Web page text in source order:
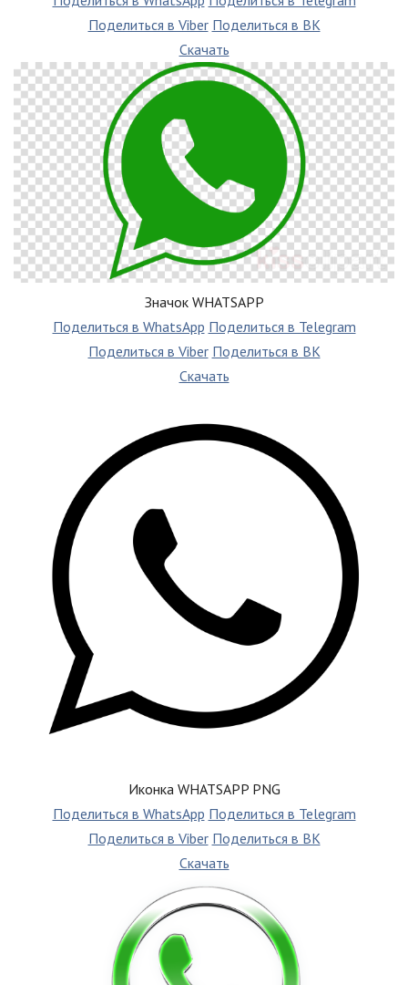
Поделиться в Viber Поделиться в ВК
Скачать
Значок WHATSAPP
Поделиться в WhatsApp Поделиться в Telegram
Поделиться в Viber Поделиться в ВК
Скачать
Иконка WHATSAPP PNG
Поделиться в WhatsApp Поделиться в Telegram
Поделиться в Viber Поделиться в ВК
Скачать